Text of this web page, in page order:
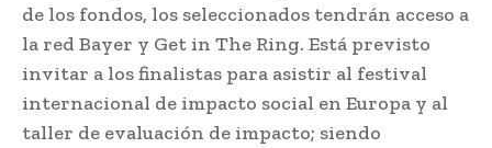
de los fondos, los seleccionados tendrán acceso a
la red Bayer y Get in The Ring. Está previsto
invitar a los finalistas para asistir al festival
internacional de impacto social en Europa y al
taller de evaluación de impacto; siendo